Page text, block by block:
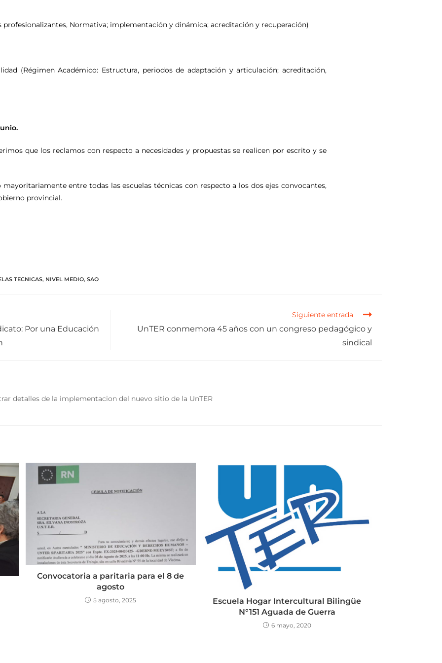
profesionalizantes, Normativa; implementación y dinámica; acreditación y recuperación)
(Régimen Académico: Estructura, periodos de adaptación y articulación; acreditación,
que los reclamos con respecto a necesidades y propuestas se realicen por escrito y se
entre todas las escuelas técnicas con respecto a los dos ejes convocantes,
provincial.
TECNICAS, NIVEL MEDIO, SAO
Por una Educación
Siguiente entrada
UnTER conmemora 45 años con un congreso pedagógico y
sindical
detalles de la implementacion del nuevo sitio de la UnTER
Convocatoria a paritaria para el 8 de
agosto
5 agosto, 2025
Escuela Hogar Intercultural Bilingüe
N°151 Aguada de Guerra
6 mayo, 2020